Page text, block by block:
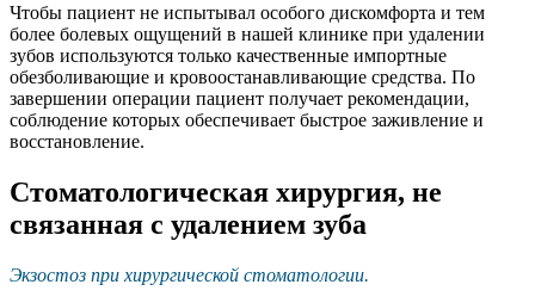
Чтобы пациент не испытывал особого дискомфорта и тем
более болевых ощущений в нашей клинике при удалении
зубов используются только качественные импортные
обезболивающие и кровоостанавливающие средства. По
завершении операции пациент получает рекомендации,
соблюдение которых обеспечивает быстрое заживление и
восстановление.
Стоматологическая хирургия, не
связанная с удалением зуба
Экзостоз при хирургической стоматологии.